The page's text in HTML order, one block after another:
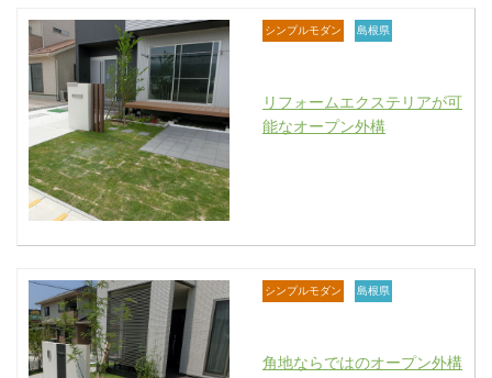
シンプルモダン 島根県
リフォームエクステリアが可
能なオープン外構
シンプルモダン 島根県
角地ならではのオープン外構